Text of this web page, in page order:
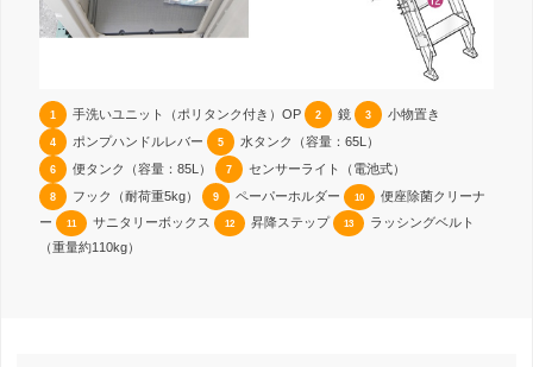
1 手洗いユニット（ポリタンク付き）OP 2 鏡 3 小物置き
4 ポンプハンドルレバー 5 水タンク（容量：65L）
6 便タンク（容量：85L） 7 センサーライト（電池式）
8 フック（耐荷重5kg） 9 ペーパーホルダー 10
便座除菌クリーナ
ー
11 サニタリーボックス 12 昇降ステップ 13
ラッシングベルト
（重量約110kg）